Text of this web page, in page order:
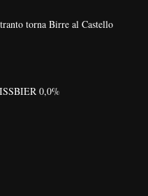
torna Birre al Castello
0,0%